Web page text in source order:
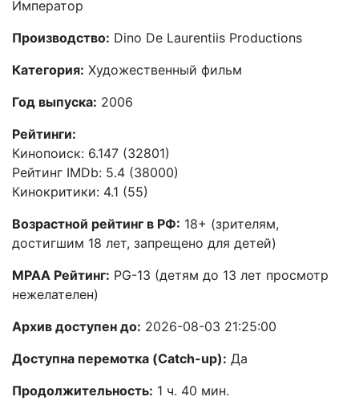
Император
Производство: Dino De Laurentiis Productions
Категория: Художественный фильм
Год выпуска: 2006
Рейтинги:
Кинопоиск: 6.147 (32801)
Рейтинг IMDb: 5.4 (38000)
Кинокритики: 4.1 (55)
Возрастной рейтинг в РФ: 18+ (зрителям,
достигшим 18 лет, запрещено для детей)
MPAA Рейтинг: PG-13 (детям до 13 лет просмотр
нежелателен)
Архив доступен до: 2026-08-03 21:25:00
Доступна перемотка (Catch-up): Да
Продолжительность: 1 ч. 40 мин.